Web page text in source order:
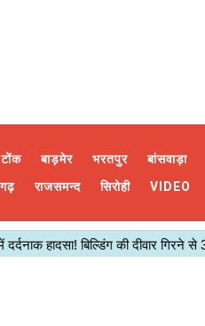
टोंक बाड़मेर भरतपुर बांसवाड़ा
राजसमन्द सिरोही VIDEO